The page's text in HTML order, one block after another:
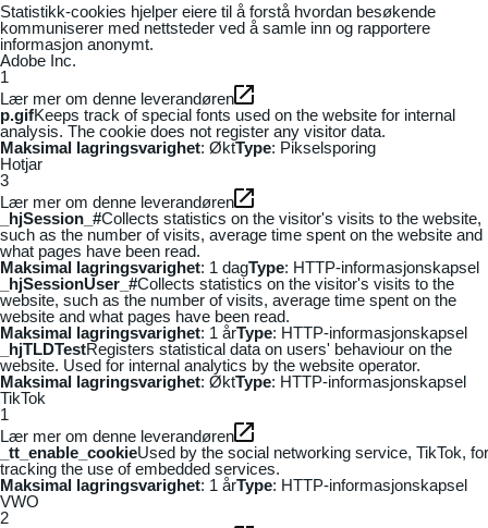
Statistikk-cookies hjelper eiere til å forstå hvordan besøkende
kommuniserer med nettsteder ved å samle inn og rapportere
informasjon anonymt.
Adobe Inc.
1
Lær mer om denne leverandøren
p.gifKeeps track of special fonts used on the website for internal
analysis. The cookie does not register any visitor data.
Maksimal lagringsvarighet: ØktType: Pikselsporing
Hotjar
3
Lær mer om denne leverandøren
_hjSession_#Collects statistics on the visitor's visits to the website,
such as the number of visits, average time spent on the website and
what pages have been read.
Maksimal lagringsvarighet: 1 dagType: HTTP-informasjonskapsel
_hjSessionUser_#Collects statistics on the visitor's visits to the
website, such as the number of visits, average time spent on the
website and what pages have been read.
Maksimal lagringsvarighet: 1 årType: HTTP-informasjonskapsel
_hjTLDTestRegisters statistical data on users' behaviour on the
website. Used for internal analytics by the website operator.
Maksimal lagringsvarighet: ØktType: HTTP-informasjonskapsel
TikTok
1
Lær mer om denne leverandøren
_tt_enable_cookieUsed by the social networking service, TikTok, for
tracking the use of embedded services.
Maksimal lagringsvarighet: 1 årType: HTTP-informasjonskapsel
VWO
2